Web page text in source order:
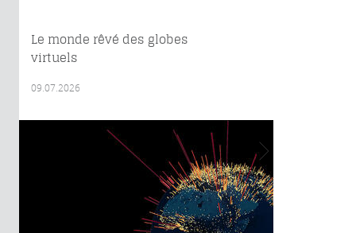
Le monde rêvé des globes
virtuels
09.07.2026